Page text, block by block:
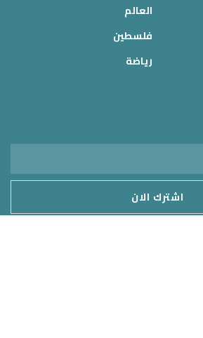
العالم
فلسطين
رياضة